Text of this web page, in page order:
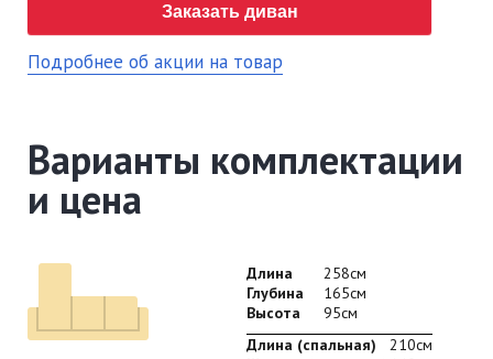
Заказать диван
Подробнее об акции на товар
Варианты комплектации
и цена
Длина
258см
Глубина
165см
Высота
95см
Длина (спальная)
210см